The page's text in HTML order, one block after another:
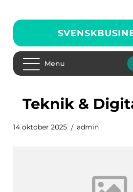
Menu
Teknik &
14 oktober 2025 admin